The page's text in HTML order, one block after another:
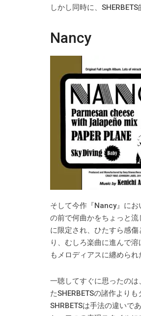
しかし同時に、
Nancy
そして今作『Nancy』に
の前で何曲かをちょっと
に限定され、ひたすら感
り、むしろ楽曲に進んで
もメロディアスに纏めら
一聴してすぐに思ったの
たSHERBETSの諸作より
SHRBETSは手法の違いで